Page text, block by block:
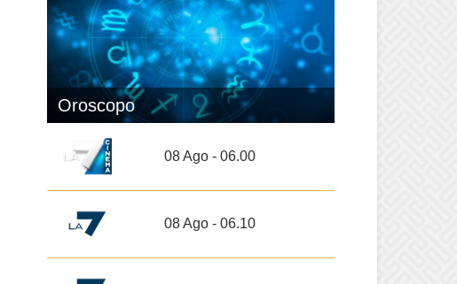
Oroscopo
08 Ago - 06.00
08 Ago - 06.10